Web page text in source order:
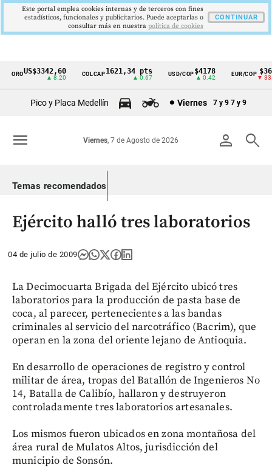
Cintillo
Colombia
OROUS$3342,60
▲ 8.20
COLCAP1621,34 pts
▲ 0.67
USD/COP$4178
▲ 0.42
EUR/COP
▼
Pico y Placa Medellín Viernes 7 y 9 7 y 9
person search
Viernes, 7 de Agosto de 2026
menu
Temas recomendados
Ejército halló tres laboratorios
04 de julio de 2009
La Decimocuarta Brigada del Ejército ubicó tres
laboratorios para la producción de pasta base de
coca, al parecer, pertenecientes a las bandas
criminales al servicio del narcotráfico (Bacrim), que
operan en la zona del oriente lejano de Antioquia.
En desarrollo de operaciones de registro y control
militar de área, tropas del Batallón de Ingenieros No
14, Batalla de Calibío, hallaron y destruyeron
controladamente tres laboratorios artesanales.
Los mismos fueron ubicados en zona montañosa del
área rural de Mulatos Altos, jurisdicción del
municipio de Sonsón.
Este portal emplea cookies internas y de terceros con fines
estadísticos, funcionales y publicitarios. Puede aceptarlas o
consultar más en nuestra politica de cookies
CONTINUAR